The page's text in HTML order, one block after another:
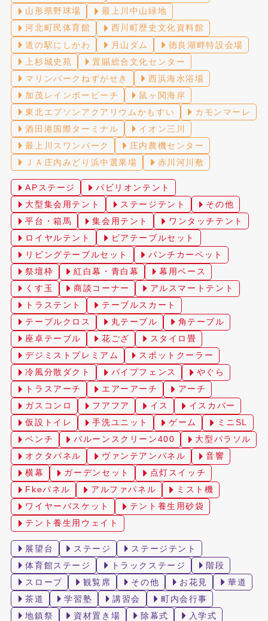
山形県野球場
最上川中山緑地
河北町民体育館
西川町歴史文化資料館
道の駅にしかわ
月山ダム
徳良湖畔特設会場
上杉城史苑
置賜総合文化センター
マリンパークねずがせき
西浜海水浴場
加茂レインボービーチ
鼠ヶ関海岸
東北エプソンアクアリウムかもすい
カモンマーレ
酒田港国際ターミナル
イオン三川
最上川スワンパーク
庄内農機センター
ＪＡ庄内みどり浜中選果場
赤川河川敷
APステージ
パビリオンテント
大型集会用テント
ステージテント
その他
平台・箱馬
集会用テント
ワンタッチテント
ロイヤルテント
ビアテーブルセット
リビングテーブルセット
パンチカーペット
祭壇枠
紅白幕・青白幕
幕用ベース
くす玉
商談コーナー
アルスマートテント
トラステント
テーブルスカート
テーブルクロス
丸テーブル
角テーブル
座卓テーブル
花ござ
スタイロ畳
デジミストプレミアム
スポットクーラー
冷風分散ダクト
パイプフェンス
やぐら
トラスアーチ
エアーアーチ
アーチ
ガスコンロ
フアフア イス
イスカバー
仮設トイレ
手洗ユニット ゲーム
ミニSL
ベンチ
バルーンスクリーン400
大型パラソル
オクタパネル
ヴァンテアンパネル
音響
横幕
ガーデンセット
点灯スイッチ
Fkeパネル
アルファパネル
ミスト機
ワイヤーバスケット
テント養生用砂袋
テント養生用ウェイト
展望台 ステージ
ステージテント
体育館ステージ
トラックステージ
階段
スロープ
観覧席 その他 お花見
華道
茶道
学習塾 講習会
町内会行事
地鎮祭
資材置き場 除幕式
入学式